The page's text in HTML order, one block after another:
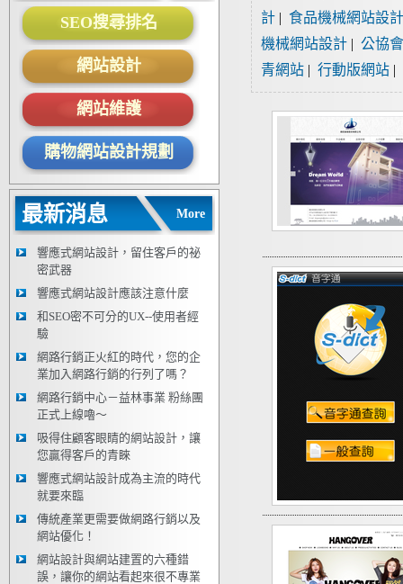
SEO搜尋排名
網站設計
網站維護
購物網站設計規劃
最新消息 More
響應式網站設計，留住客戶的祕
密武器
響應式網站設計應該注意什麼
和SEO密不可分的UX--使用者經
驗
網路行銷正火紅的時代，您的企
業加入網路行銷的行列了嗎？
網路行銷中心－益林事業 粉絲團
正式上線嚕～
吸得住顧客眼睛的網站設計，讓
您贏得客戶的青睞
響應式網站設計成為主流的時代
就要來臨
傳統產業更需要做網路行銷以及
網站優化！
網站設計與網站建置的六種錯
誤，讓你的網站看起來很不專業
計 | 食品機械網站設計
機械網站設計 | 公協
青網站 | 行動版網站 |